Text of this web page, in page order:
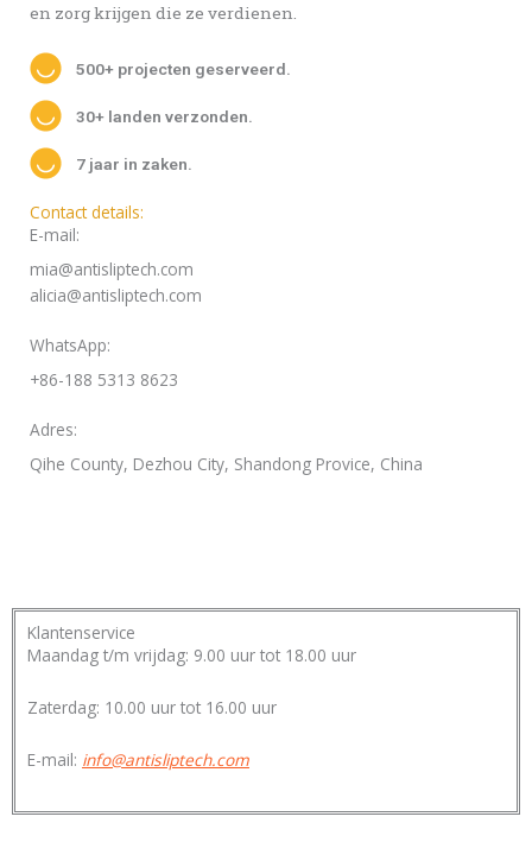
en zorg krijgen die ze verdienen.
500+ projecten geserveerd.
30+ landen verzonden.
7 jaar in zaken.
Contact details:
E-mail:
mia@antisliptech.com
alicia@antisliptech.com
WhatsApp:
+86-188 5313 8623
Adres:
Qihe County, Dezhou City, Shandong Provice, China
Klantenservice
Maandag t/m vrijdag: 9.00 uur tot 18.00 uur
Zaterdag: 10.00 uur tot 16.00 uur
E-mail: info@antisliptech.com